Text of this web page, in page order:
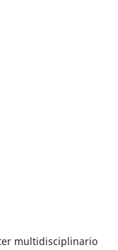
multidisciplinario